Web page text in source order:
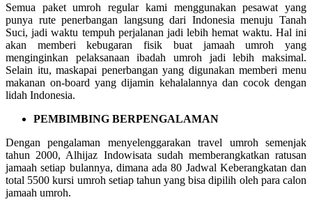
Semua paket umroh regular kami menggunakan pesawat yang
punya rute penerbangan langsung dari Indonesia menuju Tanah
Suci, jadi waktu tempuh perjalanan jadi lebih hemat waktu. Hal ini
akan memberi kebugaran fisik buat jamaah umroh yang
menginginkan pelaksanaan ibadah umroh jadi lebih maksimal.
Selain itu, maskapai penerbangan yang digunakan memberi menu
makanan on-board yang dijamin kehalalannya dan cocok dengan
lidah Indonesia.
PEMBIMBING BERPENGALAMAN
Dengan pengalaman menyelenggarakan travel umroh semenjak
tahun 2000, Alhijaz Indowisata sudah memberangkatkan ratusan
jamaah setiap bulannya, dimana ada 80 Jadwal Keberangkatan dan
total 5500 kursi umroh setiap tahun yang bisa dipilih oleh para calon
jamaah umroh.